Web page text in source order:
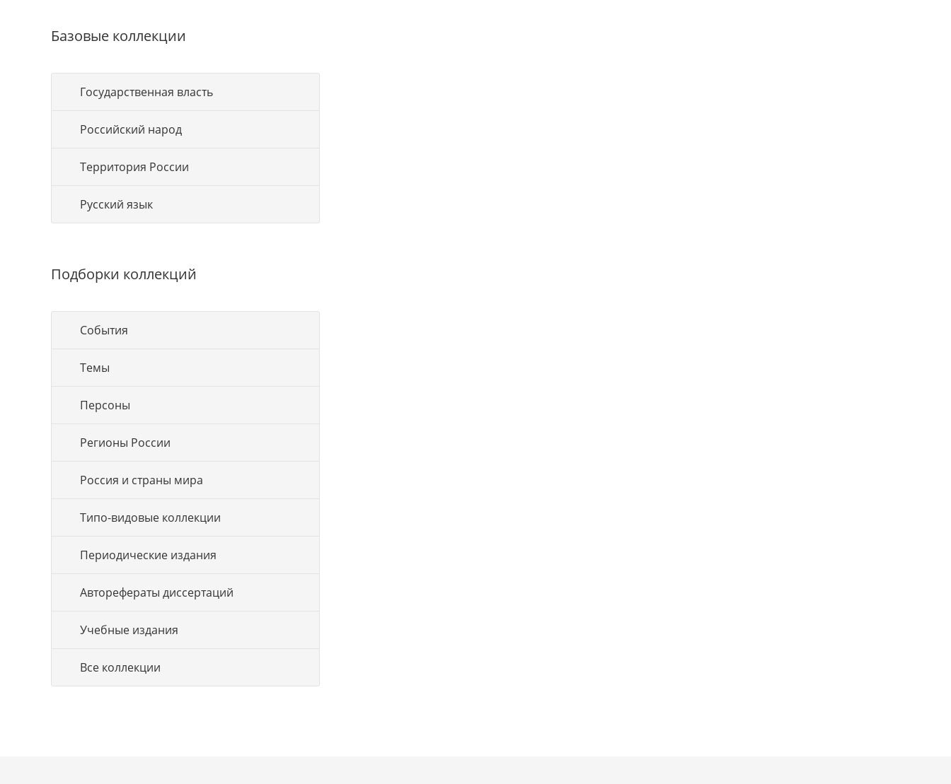
Базовые коллекции
Государственная власть
Российский народ
Территория России
Русский язык
Подборки коллекций
События
Темы
Персоны
Регионы России
Россия и страны мира
Типо-видовые коллекции
Периодические издания
Авторефераты диссертаций
Учебные издания
Все коллекции